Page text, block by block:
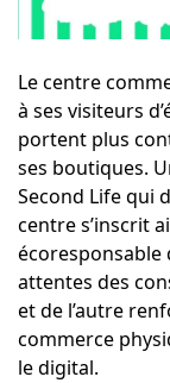
Le centre
à ses visiteurs
portent plus
ses boutiques.
Second Life qui
centre s’inscrit
écoresponsable
attentes des
et de l’autre
commerce
le digital.